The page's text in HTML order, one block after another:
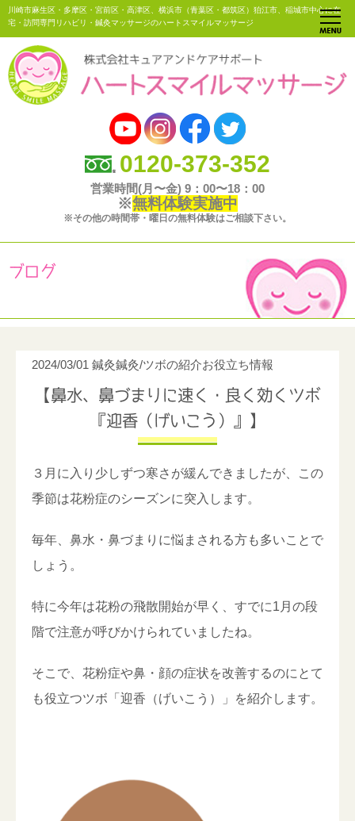
川崎市麻生区・多摩区・宮前区・高津区、横浜市（青葉区・都筑区）狛江市、稲城市中心に在
宅・訪問専門リハビリ・鍼灸マッサージのハートスマイルマッサージ
0120-373-352
営業時間(月〜金) 9：00〜18：00
※無料体験実施中
※その他の時間帯・曜日の無料体験はご相談下さい。
ブログ
2024/03/01 鍼灸鍼灸/ツボの紹介お役立ち情報
【鼻水、鼻づまりに速く・良く効くツボ
『迎香（げいこう）』】
３月に入り少しずつ寒さが緩んできましたが、この
季節は花粉症のシーズンに突入します。
毎年、鼻水・鼻づまりに悩まされる方も多いことで
しょう。
特に今年は花粉の飛散開始が早く、すでに1月の段
階で注意が呼びかけられていましたね。
そこで、花粉症や鼻・顔の症状を改善するのにとて
も役立つツボ「迎香（げいこう）」を紹介します。